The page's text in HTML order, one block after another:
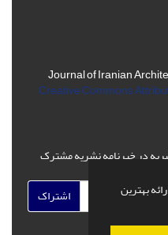
بهترین
Journal of Iranian
Creative Commons
در خبرنامه نشریه مشترک
اشتراک